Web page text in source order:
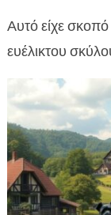
Αυτό είχε σκοπό
ευέλικτου